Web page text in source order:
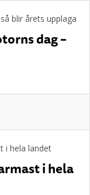
dag –
i hela